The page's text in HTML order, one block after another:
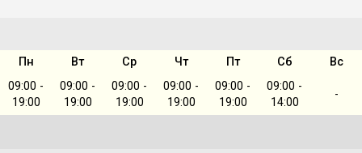
Пн Вт Ср Чт Пт Сб
Вс
09:00 -
19:00
09:00 -
19:00
09:00 -
19:00
09:00 -
19:00
09:00 -
19:00
09:00 -
14:00
-